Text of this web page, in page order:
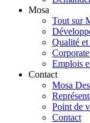
Mosa
Tout sur
Qualité et
Emplois
Contact
Mosa
Point de
Contact